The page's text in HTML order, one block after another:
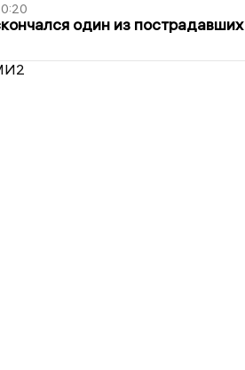
один из